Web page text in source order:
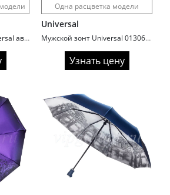
Зонт женский 692 Universal автомат сатин painting
Одна расцветка модели
Universal
Мужской зонт Universal 0130646 семейный
Узнать цену